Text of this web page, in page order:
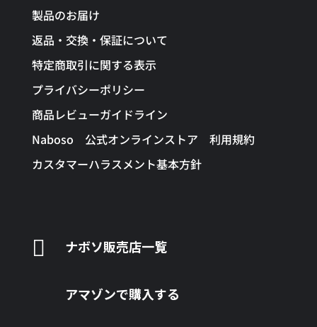
製品のお届け
返品・交換・保証について
特定商取引に関する表示
プライバシーポリシー
商品レビューガイドライン
Naboso 公式オンラインストア 利用規約
カスタマーハラスメント基本方針
 ナボソ販売店一覧
アマゾンで購入する